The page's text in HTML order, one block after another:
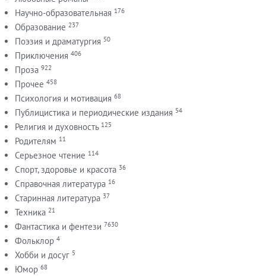
Научно-образовательная 176
Образование 237
Поэзия и драматургия 50
Приключения 406
Проза 922
Прочее 458
Психология и мотивация 68
Публицистика и периодические издания 54
Религия и духовность 125
Родителям 11
Серьезное чтение 114
Спорт, здоровье и красота 36
Справочная литература 16
Старинная литература 37
Техника 21
Фантастика и фентези 7630
Фольклор 4
Хобби и досуг 5
Юмор 68